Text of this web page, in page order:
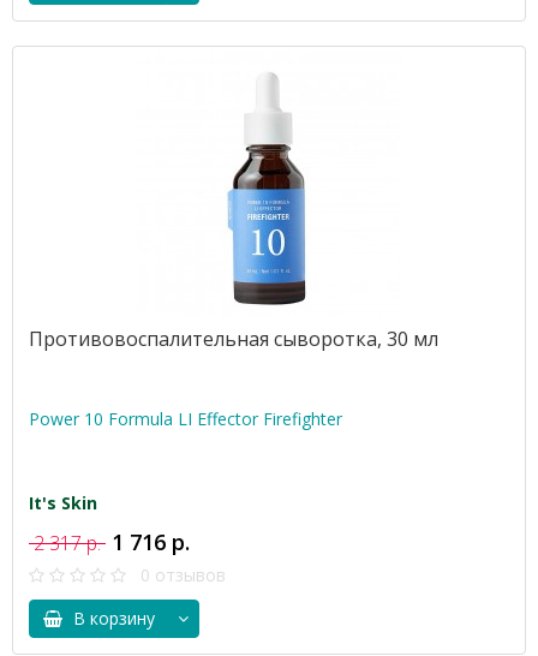
Противовоспалительная сыворотка, 30 мл
Power 10 Formula LI Effector Firefighter
It's Skin
2 317 р. 1 716 р.
0 отзывов
В корзину